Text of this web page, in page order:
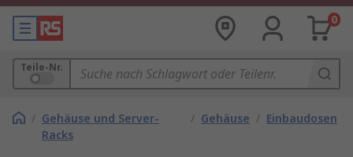
0
Teile-Nr.
/ Gehäuse und Server-
Racks
/ Gehäuse / Einbaudosen